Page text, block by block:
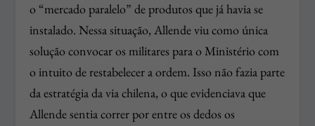
o “mercado paralelo” de produtos que já havia se
instalado. Nessa situação, Allende viu como única
solução convocar os militares para o Ministério com
o intuito de restabelecer a ordem. Isso não fazia parte
da estratégia da via chilena, o que evidenciava que
Allende sentia correr por entre os dedos os